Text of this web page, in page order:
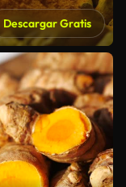
Descargar Gratis